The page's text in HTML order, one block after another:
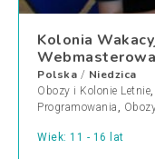
Kolonia
Polska / Niedzica
Obozy i Kolonie Letnie,
Programowania ,
Wiek: 11 - 16 lat